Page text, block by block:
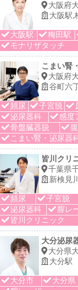
大阪府
大阪駅,
大阪駅 梅田駅
モナリザタッチ
こまい腎
大阪府
谷町六
頻尿 子宮脱
泌尿器科
感度
骨盤臓器脱
こまい腎・泌尿器
皆川クリ
千葉県
新検見
頻尿 子宮脱
泌尿器科
膣レ
皆川クリニック
大分泌尿
大分県
大分駅
大分市 大分県